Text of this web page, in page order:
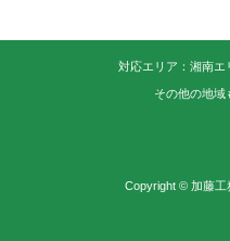
対応エリア：湘南エ
その他の地域
Copyright © 加藤工